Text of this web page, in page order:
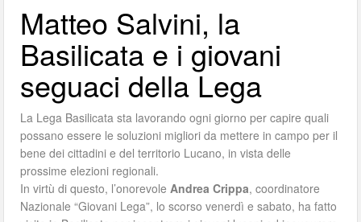
Matteo Salvini, la
Basilicata e i giovani
seguaci della Lega
La Lega Basilicata sta lavorando ogni giorno per capire quali
possano essere le soluzioni migliori da mettere in campo per il
bene dei cittadini e del territorio Lucano, in vista delle
prossime elezioni regionali.
In virtù di questo, l’onorevole Andrea Crippa, coordinatore
Nazionale “Giovani Lega”, lo scorso venerdì e sabato, ha fatto